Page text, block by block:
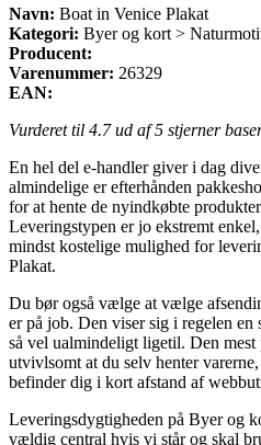
Navn: Boat in Venice Plakat
Kategori: Byer og kort >
Producent:
Varenummer: 26329
EAN:
Vurderet til 4.7ud af 5 stjerner
En hel del e-handler giver i dag
almindelige er efterhånden
for at hente de nyindkøbte
Leveringstypen er jo ekstremt
mindst kostelige mulighed for
Plakat.
Du bør også vælge at vælge
er på job. Den viser sig i regelen en
så vel ualmindeligt ligetil. Den mest
utvivlsomt at du selv henter
befinder dig i kort afstand af
Leveringsdygtigheden på Byer og
vældig central hvis vi står og skal